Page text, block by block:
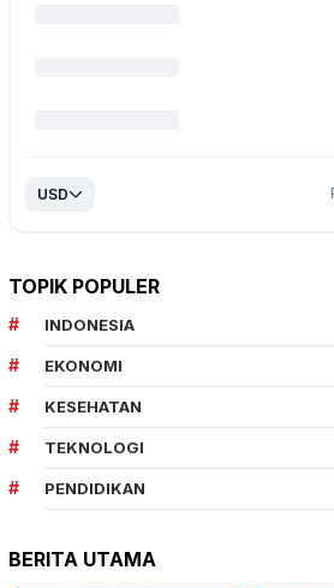
TOPIK POPULER
INDONESIA
EKONOMI
KESEHATAN
TEKNOLOGI
PENDIDIKAN
BERITA UTAMA